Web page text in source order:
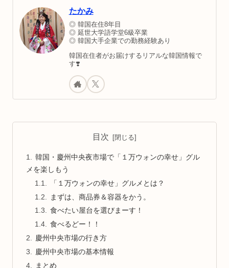
コース
たかみ
◎ 韓国在住8年目
◎ 延世大学語学堂6級卒業
◎ 韓国大手企業での勤務経験あり
韓国在住者がお届けするリアルな韓国情報で
す❣️
目次
韓国・慶州中央夜市場で「１万ウォンの幸せ」グル
メを楽しもう
「１万ウォンの幸せ」グルメとは？
まずは、商品券＆容器をかう。
食べたい屋台を選びまーす！
食べるどー！！
慶州中央市場の行き方
慶州中央市場の基本情報
まとめ